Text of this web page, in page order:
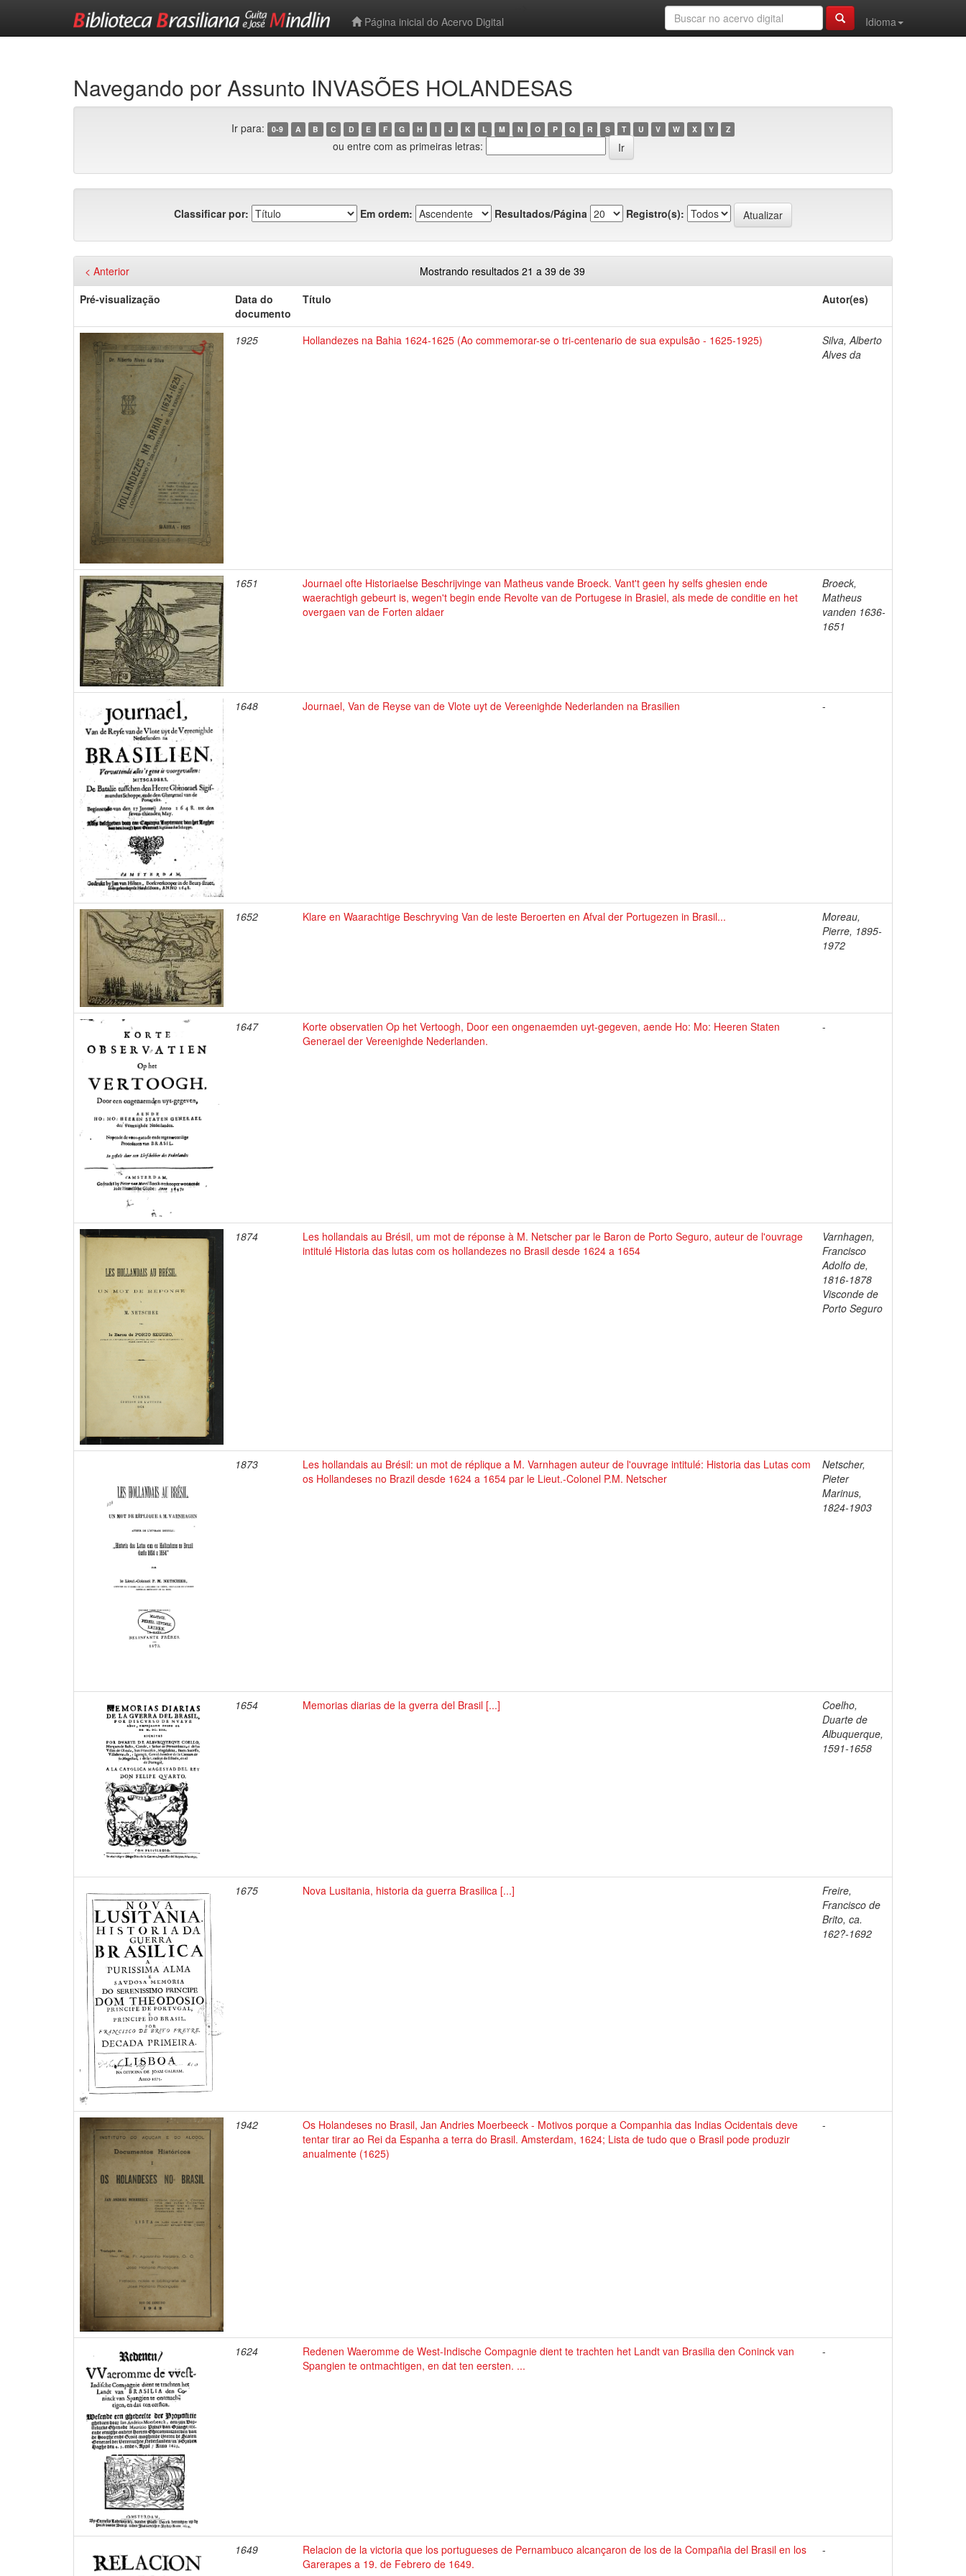
Página inicial do Acervo Digital
Idioma
Navegando por Assunto INVASÕES HOLANDESAS
Ir para: 0-9 A B C D E F G H I J K L M N O P Q R S T U V W X Y Z
ou entre com as primeiras letras:
Classificar por: Em ordem: Resultados/Página Registro(s):
Mostrando resultados 21 a 39 de 39
< Anterior
Pré-visualização
Data do
documento
Título Autor(es)
1925 Hollandezes na Bahia 1624-1625 (Ao commemorar-se o tri-centenario de sua expulsão - 1625-1925)
Silva, Alberto
Alves da
1651
Journael ofte Historiaelse Beschrijvinge van Matheus vande Broeck. Vant't geen hy selfs ghesien ende
waerachtigh gebeurt is, wegen't begin ende Revolte van de Portugese in Brasiel, als mede de conditie en het
overgaen van de Forten aldaer
Broeck,
Matheus
vanden 1636-
1651
1648 Journael, Van de Reyse van de Vlote uyt de Vereenighde Nederlanden na Brasilien -
1652 Klare en Waarachtige Beschryving Van de leste Beroerten en Afval der Portugezen in Brasil...
Moreau,
Pierre, 1895-
1972
1647
Korte observatien Op het Vertoogh, Door een ongenaemden uyt-gegeven, aende Ho: Mo: Heeren Staten
Generael der Vereenighde Nederlanden.
-
1874
Les hollandais au Brésil, um mot de réponse à M. Netscher par le Baron de Porto Seguro, auteur de l'ouvrage
intitulé Historia das lutas com os hollandezes no Brasil desde 1624 a 1654
Varnhagen,
Francisco
Adolfo de,
1816-1878
Visconde de
Porto Seguro
1873
Les hollandais au Brésil: un mot de réplique a M. Varnhagen auteur de l'ouvrage intitulé: Historia das Lutas com
os Hollandeses no Brazil desde 1624 a 1654 par le Lieut.-Colonel P.M. Netscher
Netscher,
Pieter
Marinus,
1824-1903
1654 Memorias diarias de la gverra del Brasil [...]
Coelho,
Duarte de
Albuquerque,
1591-1658
1675 Nova Lusitania, historia da guerra Brasilica [...]
Freire,
Francisco de
Brito, ca.
162?-1692
1942
Os Holandeses no Brasil, Jan Andries Moerbeeck - Motivos porque a Companhia das Indias Ocidentais deve
tentar tirar ao Rei da Espanha a terra do Brasil. Amsterdam, 1624; Lista de tudo que o Brasil pode produzir
anualmente (1625)
-
1624
Redenen Waeromme de West-Indische Compagnie dient te trachten het Landt van Brasilia den Coninck van
Spangien te ontmachtigen, en dat ten eersten. ...
-
1649
Relacion de la victoria que los portugueses de Pernambuco alcançaron de los de la Compañia del Brasil en los
Garerapes a 19. de Febrero de 1649.
-